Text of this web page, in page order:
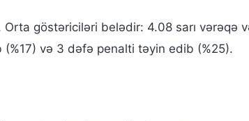
göstəriciləri belədir: 4.08 sarı vərəqə
(%17) və 3 dəfə penalti təyin edib (%25).